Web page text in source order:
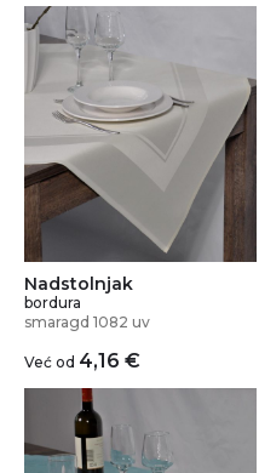
Nadstolnjak
bordura
smaragd 1082 uv
Već od 4,16 €